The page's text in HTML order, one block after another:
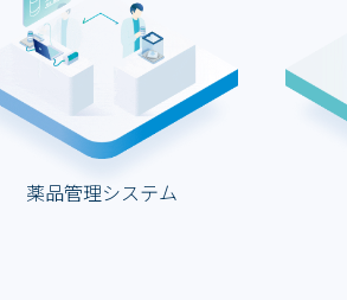
薬品管理システム